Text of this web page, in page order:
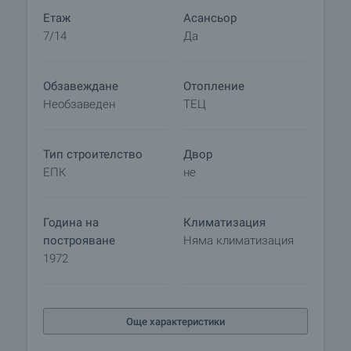
на градски транспорт, Западен парк, спортни
центрове и съоръжения. Квартал „Захарна
осигуряващи приятна жилищна атмосфера.
Етаж
7/14
Асансьор
Да
Обзавеждане
Необзаведен
Отопление
ТЕЦ
Тип строителство
ЕПК
Двор
не
Година на
построяване
1972
Климатизация
Няма климатизация
Още характеристики